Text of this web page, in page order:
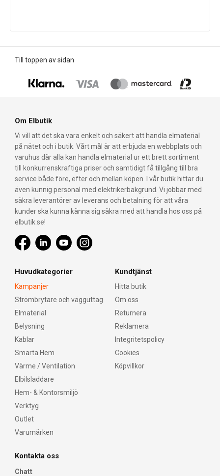
Till toppen av sidan
Om Elbutik
Vi vill att det ska vara enkelt och säkert att handla elmaterial
på nätet och i butik. Vårt mål är att erbjuda en webbplats och
varuhus där alla kan handla elmaterial ur ett brett sortiment
till konkurrenskraftiga priser och samtidigt få tillgång till bra
service både före, efter och mellan köpen. I vår butik hittar du
även kunnig personal med elektrikerbakgrund. Vi jobbar med
säkra leverantörer av leverans och betalning för att våra
kunder ska kunna känna sig säkra med att handla hos oss på
elbutik.se!
Huvudkategorier
Kampanjer
Strömbrytare och vägguttag
Elmaterial
Belysning
Kablar
Smarta Hem
Värme / Ventilation
Elbilsladdare
Hem- & Kontorsmiljö
Verktyg
Outlet
Varumärken
Kundtjänst
Hitta butik
Om oss
Returnera
Reklamera
Integritetspolicy
Cookies
Köpvillkor
Kontakta oss
Chatt